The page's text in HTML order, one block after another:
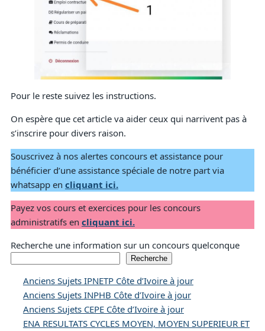
Pour le reste suivez les instructions.
On espère que cet article va aider ceux qui narrivent pas à
s’inscrire pour divers raison.
Souscrivez à nos alertes concours et assistance pour
bénéficier d’une assistance spéciale de notre part via
whatsapp en cliquant ici.
Payez vos cours et exercices pour les concours
administratifs en cliquant ici.
Recherche une information sur un concours quelconque
Recherche
Anciens Sujets IPNETP Côte d’Ivoire à jour
Anciens Sujets INPHB Côte d’Ivoire à jour
Anciens Sujets CEPE Côte d’Ivoire à jour
ENA RESULTATS CYCLES MOYEN, MOYEN SUPERIEUR ET